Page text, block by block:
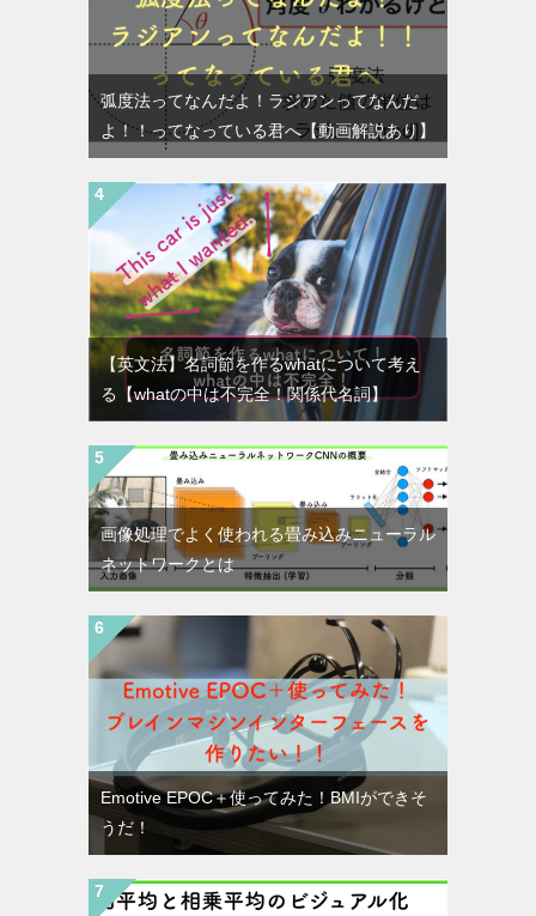
弧度法ってなんだよ！ラジアンってなんだ
よ！！ってなっている君へ【動画解説あり】
【英文法】名詞節を作るwhatについて考え
る【whatの中は不完全！関係代名詞】
画像処理でよく使われる畳み込みニューラル
ネットワークとは
Emotive EPOC＋使ってみた！BMIができそ
うだ！